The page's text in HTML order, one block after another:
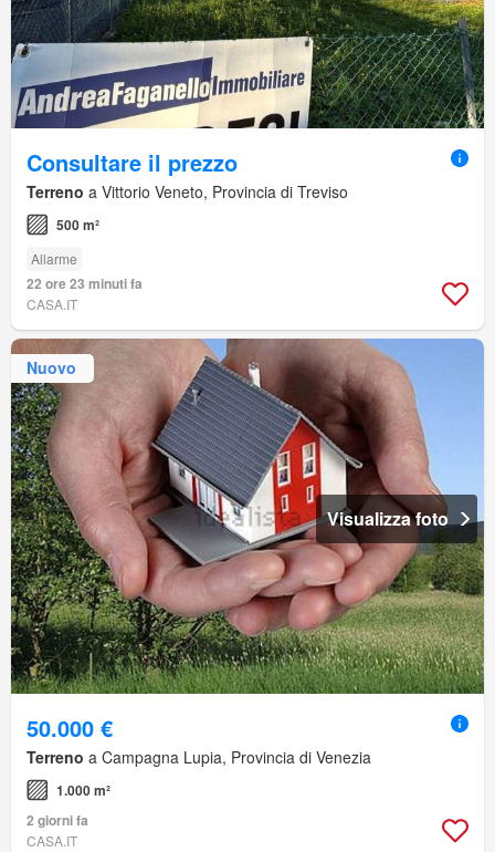
Consultare il prezzo
Terreno a Vittorio Veneto, Provincia di Treviso
500 m²
Allarme
22 ore 23 minuti fa
CASA.IT
Nuovo
Visualizza foto
50.000 €
Terreno a Campagna Lupia, Provincia di Venezia
1.000 m²
2 giorni fa
CASA.IT